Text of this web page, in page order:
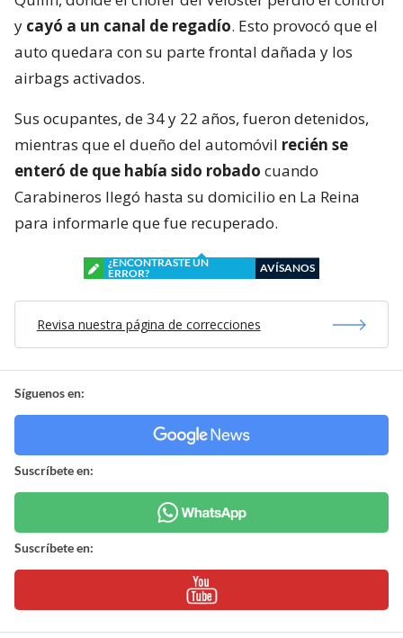
y cayó a un canal de regadío. Esto provocó que el
auto quedara con su parte frontal dañada y los
airbags activados.
Sus ocupantes, de 34 y 22 años, fueron detenidos,
mientras que el dueño del automóvil recién se
enteró de que había sido robado cuando
Carabineros llegó hasta su domicilio en La Reina
para informarle que fue recuperado.
¿ENCONTRASTE UN
ERROR?
AVÍSANOS
Revisa nuestra página de correcciones
Síguenos en:
Suscríbete en:
Suscríbete en: